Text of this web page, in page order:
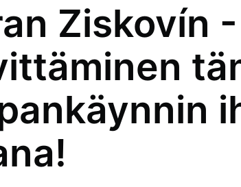
Ziskovín -